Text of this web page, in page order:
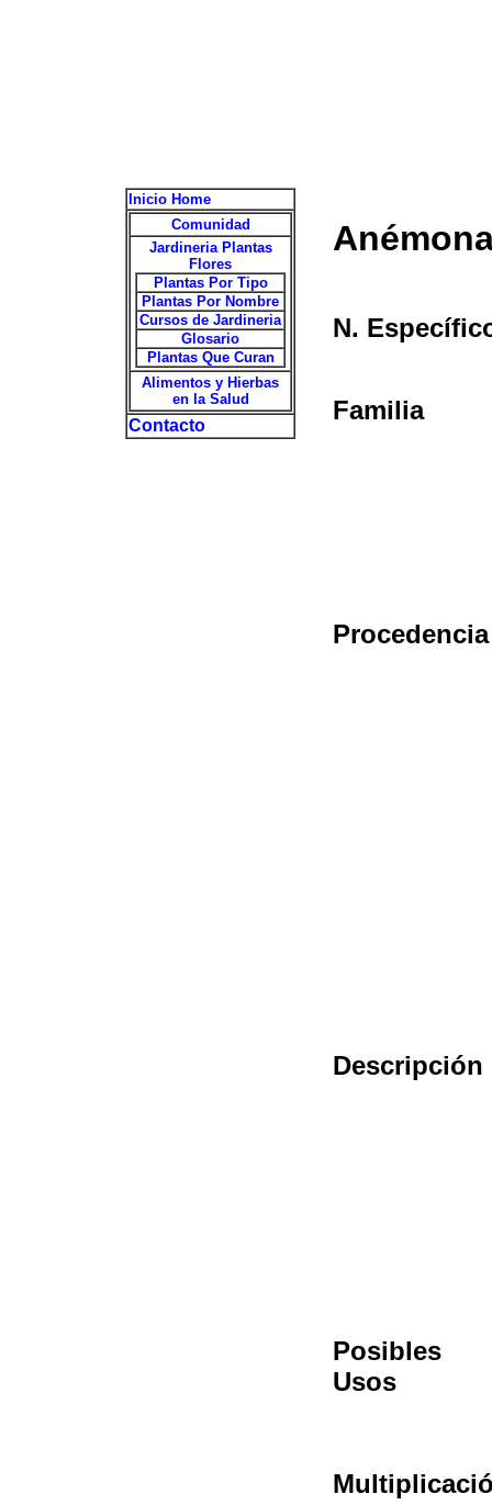
Inicio Home
Comunidad
Jardineria Plantas
Flores
Plantas Por Tipo
Plantas Por Nombre
Cursos de Jardineria
Glosario
Plantas Que Curan
Alimentos y Hierbas
en la Salud
Contacto
N.
Familia
Procedencia
Descripción
Posibles
Usos